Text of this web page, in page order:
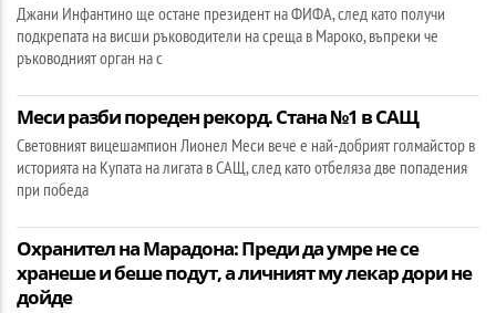
Джани Инфантино ще остане президент на ФИФА, след като получи
подкрепата на висши ръководители на среща в Мароко, въпреки че
ръководният орган на с
Меси разби пореден рекорд. Стана №1 в САЩ
Световният вицешампион Лионел Меси вече е най-добрият голмайстор в
историята на Купата на лигата в САЩ, след като отбеляза две попадения
при победа
Охранител на Марадона: Преди да умре не се
хранеше и беше подут, а личният му лекар дори не
дойде